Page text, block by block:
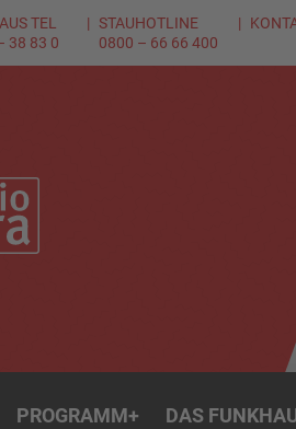
TEL
38 83 0
STAUHOTLINE
0800 – 66 66 400
PROGRAMM+ DAS